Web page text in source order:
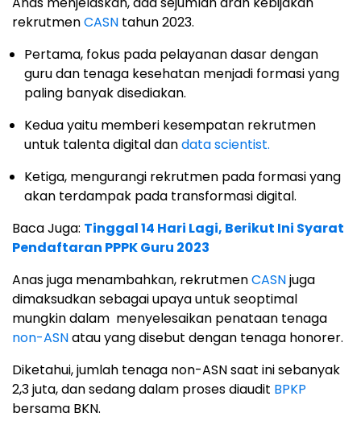
rekrutmenCASN tahun 2023.
Pertama, fokus pada pelayanan dasar dengan
guru dan tenaga kesehatan menjadi formasi yang
paling banyak disediakan.
Kedua yaitu memberi kesempatan rekrutmen
untuk talenta digital dandata scientist.
Ketiga, mengurangi rekrutmen pada formasi yang
akan terdampak pada transformasi digital.
Baca Juga: Tinggal 14 Hari Lagi, Berikut Ini Syarat
Pendaftaran PPPK Guru 2023
Anas juga menambahkan, rekrutmenCASNjuga
dimaksudkan sebagai upaya untuk seoptimal
mungkin dalam menyelesaikan penataan tenaga
non-ASNatau yang disebut dengan tenaga honorer.
Diketahui, jumlah tenaga non-ASN saat ini sebanyak
2,3 juta, dan sedang dalam proses diaudit BPKP
bersama BKN.